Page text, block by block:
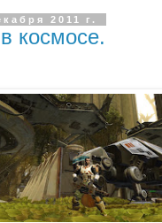
2011 г.
космосе.